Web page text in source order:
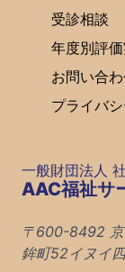
受診相談
年度別評
お問い合
プライバ
一般財団法人
AAC福祉サ
〒600-8492 京
鉾町52イヌイ